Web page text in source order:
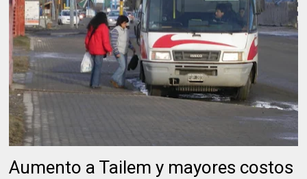
Aumento a Tailem y mayores costos